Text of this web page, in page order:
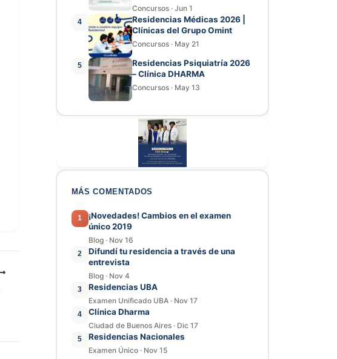
Concursos · Jun 1
4
Residencias Médicas 2026 |
Clínicas del Grupo Omint
Concursos · May 21
5
Residencias Psiquiatría 2026
– Clínica DHARMA
Concursos · May 13
MÁS COMENTADOS
1
¡Novedades! Cambios en el examen
único 2019
Blog · Nov 16
2
Difundí tu residencia a través de una
entrevista
Blog · Nov 4
3 Residencias UBA
Examen Unificado UBA · Nov 17
4 Clínica Dharma
Ciudad de Buenos Aires · Dic 17
5 Residencias Nacionales
Examen Único · Nov 15